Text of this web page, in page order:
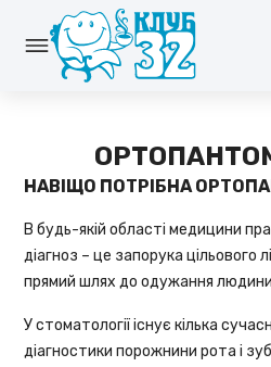
НАВІЩО ПОТРІБНА
В будь-якій області медицини
діагноз – це запорука цільового
прямий шлях до одужання
У стоматології існує кілька
діагностики порожнини рота і